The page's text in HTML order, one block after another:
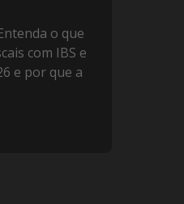
o que
com IBS e
e por que a